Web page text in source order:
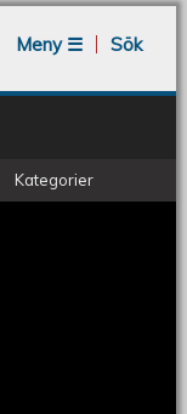
Meny ☰
Sök
Kategorier